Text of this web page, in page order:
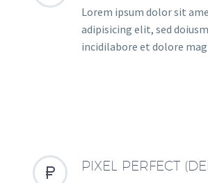
Lorem ipsum dolor sit
adipisicing elit, sed
incidilabore et dolore

 PIXEL PERFECT